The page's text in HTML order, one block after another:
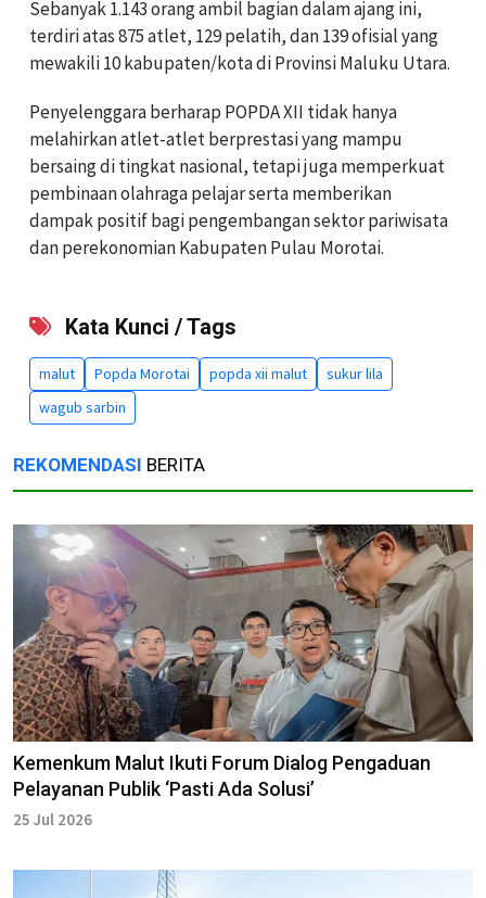
Sebanyak 1.143 orang ambil bagian dalam ajang ini,
terdiri atas 875 atlet, 129 pelatih, dan 139 ofisial yang
mewakili 10 kabupaten/kota di Provinsi Maluku Utara.
Penyelenggara berharap POPDA XII tidak hanya
melahirkan atlet-atlet berprestasi yang mampu
bersaing di tingkat nasional, tetapi juga memperkuat
pembinaan olahraga pelajar serta memberikan
dampak positif bagi pengembangan sektor pariwisata
dan perekonomian Kabupaten Pulau Morotai.
Kata Kunci / Tags
malut Popda Morotai popda xii malut
sukur lila
wagub sarbin
REKOMENDASI BERITA
Kemenkum Malut Ikuti Forum Dialog Pengaduan
Pelayanan Publik ‘Pasti Ada Solusi’
25 Jul 2026